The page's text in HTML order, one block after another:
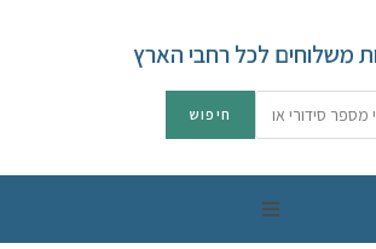
משלוחים לכל רחבי הארץ